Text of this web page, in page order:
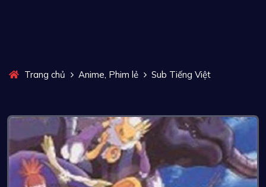
Trang chủ Anime, Phim lẻ Sub Tiếng Việt